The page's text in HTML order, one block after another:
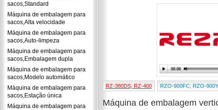
sacos,Standard
Máquina de embalagem para
sacos,Alta velocidade
Máquina de embalagem para
sacos,Auto-limpeza
Máquina de embalagem para
sacos,Embalagem dupla
Máquina de embalagem para
sacos,Modelo automático
Máquina de embalagem para
sacos,Estação única
Máquina de embalagem para
RZ-380DS, RZ-400 RZO-900FC, RZO-
Máquina de embalagem